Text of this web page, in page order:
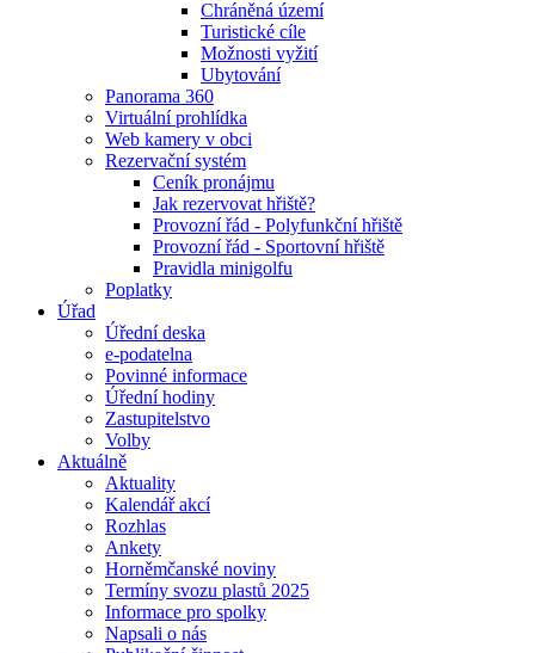
Chráněná území
Turistické cíle
Možnosti vyžití
Ubytování
Panorama 360
Virtuální prohlídka
Web kamery v obci
Rezervační systém
Ceník pronájmu
Jak rezervovat hřiště?
Provozní řád - Polyfunkční hřiště
Provozní řád - Sportovní hřiště
Pravidla minigolfu
Poplatky
Úřad
Úřední deska
e-podatelna
Povinné informace
Úřední hodiny
Zastupitelstvo
Volby
Aktuálně
Aktuality
Kalendář akcí
Rozhlas
Ankety
Horněmčanské noviny
Termíny svozu plastů 2025
Informace pro spolky
Napsali o nás